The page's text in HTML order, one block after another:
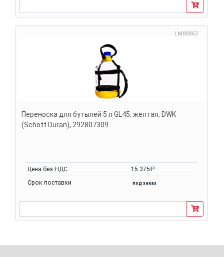
LM80863
Переноска для бутылей 5 л GL45, желтая, DWK
(Schott Duran), 292807309
Цена без НДС
15 375₽
Срок поставки
под заказ